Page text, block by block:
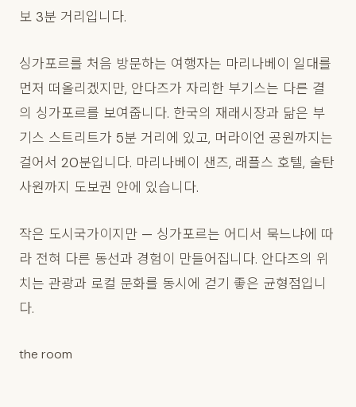
보 3분 거리입니다.
싱가포르를 처음 방문하는 여행자는 마리나베이 일대를
먼저 떠올리겠지만, 안다즈가 자리한 부기스는 다른 결
의 싱가포르를 보여줍니다. 한국의 재래시장과 닮은 부
기스 스트리트가 5분 거리에 있고, 머라이언 공원까지는
걸어서 20분입니다. 마리나베이 샌즈, 래플스 호텔, 술탄
사원까지 도보권 안에 있습니다.
작은 도시국가이지만 — 싱가포르는 어디서 묵느냐에 따
라 전혀 다른 동선과 경험이 만들어집니다. 안다즈의 위
치는 관광과 로컬 문화를 동시에 걷기 좋은 균형점입니
다.
the room